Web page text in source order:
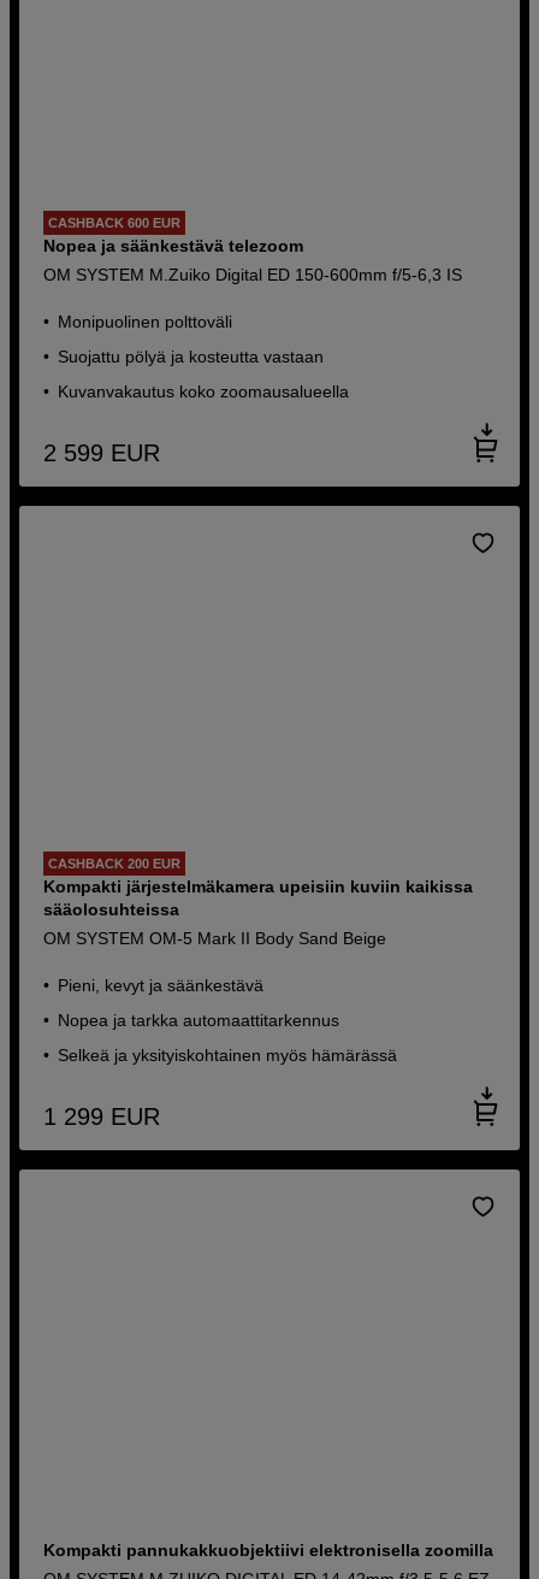
CASHBACK 600 EUR
Nopea ja säänkestävä telezoom
OM SYSTEM M.Zuiko Digital ED 150-600mm f/5-6,3 IS
Monipuolinen polttoväli
Suojattu pölyä ja kosteutta vastaan
Kuvanvakautus koko zoomausalueella
2 599 EUR
CASHBACK 200 EUR
Kompakti järjestelmäkamera upeisiin kuviin kaikissa
sääolosuhteissa
OM SYSTEM OM-5 Mark II Body Sand Beige
Pieni, kevyt ja säänkestävä
Nopea ja tarkka automaattitarkennus
Selkeä ja yksityiskohtainen myös hämärässä
1 299 EUR
Kompakti pannukakkuobjektiivi elektronisella zoomilla